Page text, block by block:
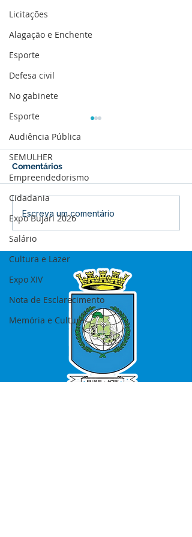
Licitações
Alagação e Enchente
Esporte
Defesa civil
No gabinete
Esporte
Audiência Pública
SEMULHER
Empreendedorismo
Cidadania
Expo Bujari 2026
Salário
Cultura e Lazer
Expo XIV
Nota de Esclarecimento
Memória e Cultura
12 de junho: Feliz Dia
dos Namorados!
Comentários
Escreva um comentário